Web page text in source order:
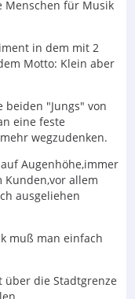
Menschen für Musik
in dem mit 2
Motto: Klein aber
beiden "Jungs" von
eine feste
wegzudenken.
Augenhöhe,immer
allem
ausgeliehen
muß man einfach
über die Stadtgrenze